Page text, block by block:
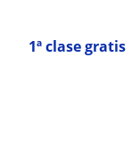
1ª clase gratis